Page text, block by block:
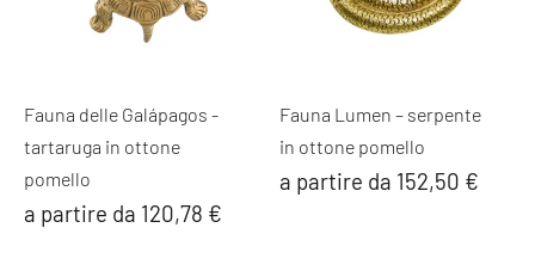
Fauna delle Galápagos -
tartaruga in ottone
pomello
a partire da 120,78 €
Fauna Lumen – serpente
in ottone pomello
a partire da 152,50 €